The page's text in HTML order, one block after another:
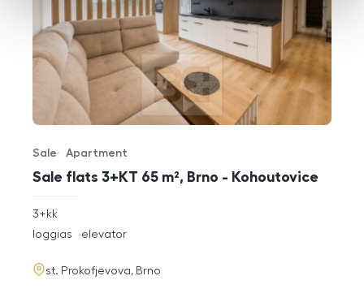
Sale flats 3+KT 65 m², Brno - Kohoutovice
Offer type
Sale
Property type
Apartment
rozměry
disposition
3+kk
funkce
loggias elevator
adresa
st. Prokofjevova, Brno